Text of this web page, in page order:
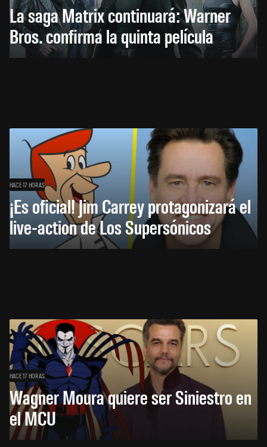
La saga Matrix continuará: Warner
Bros. confirma la quinta película
HACE 17 HORAS
¡Es oficial! Jim Carrey protagonizará el
live-action de Los Supersónicos
HACE 17 HORAS
Wagner Moura quiere ser Siniestro en
el MCU